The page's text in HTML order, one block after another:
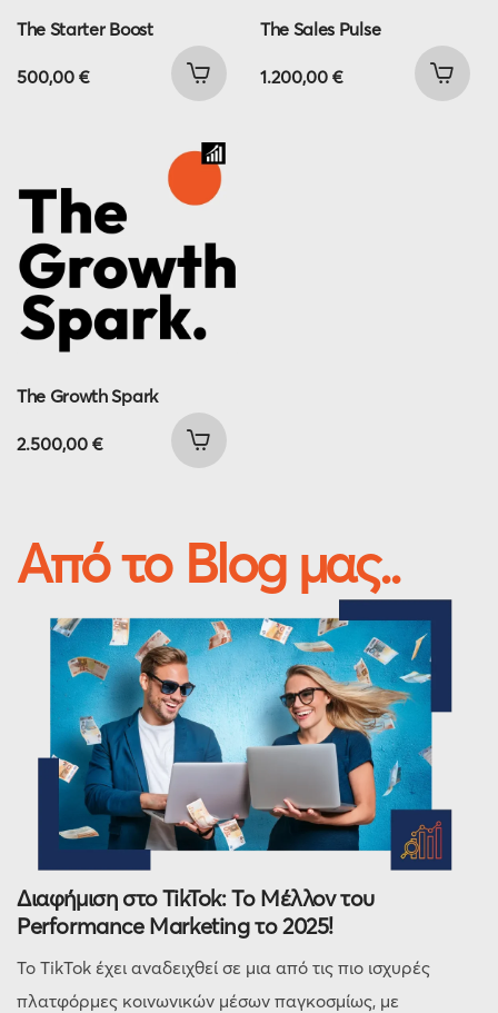
The Starter Boost
500,00 €
The Sales Pulse
1.200,00 €
The Growth Spark
2.500,00 €
Από το Blog μας..
Διαφήμιση στο TikTok: Το Μέλλον του
Performance Marketing το 2025!
Το TikTok έχει αναδειχθεί σε μια από τις πιο ισχυρές
πλατφόρμες κοινωνικών μέσων παγκοσμίως, με